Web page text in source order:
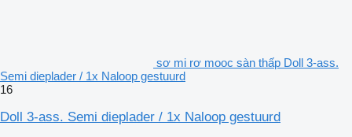
sơ mi rơ mooc sàn thấp Doll 3-ass.
Semi dieplader / 1x Naloop gestuurd
16
Doll 3-ass. Semi dieplader / 1x Naloop gestuurd